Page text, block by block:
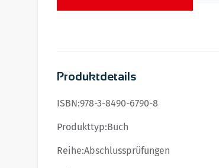
Produktdetails
ISBN:978-3-8490-6790-8
Produkttyp:Buch
Reihe:Abschlussprüfungen